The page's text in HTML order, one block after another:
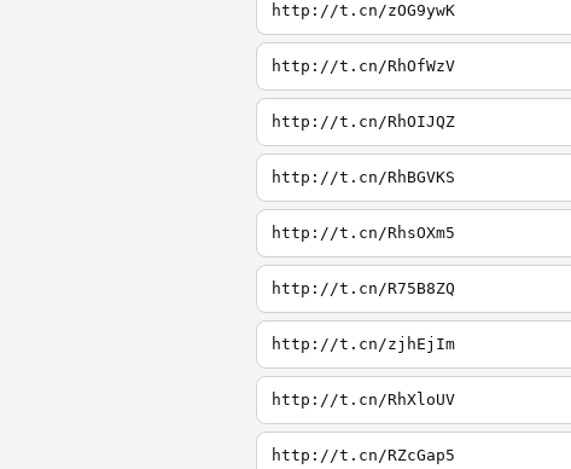
http://t.cn/zOG9ywK
http://t.cn/RhOfWzV
http://t.cn/RhOIJQZ
http://t.cn/RhBGVKS
http://t.cn/RhsOXm5
http://t.cn/R75B8ZQ
http://t.cn/zjhEjIm
http://t.cn/RhXloUV
http://t.cn/RZcGap5